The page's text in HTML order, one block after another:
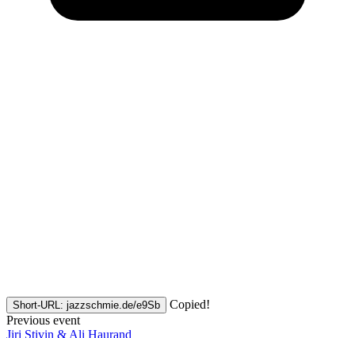
Short-URL: jazzschmie.de/e9Sb
Copied!
Previous event
Jiri Stivin & Ali Haurand